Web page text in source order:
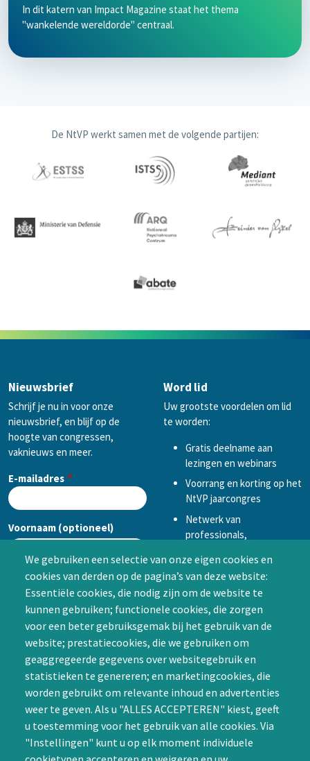
We gebruiken een selectie van onze eigen cookies en
cookies van derden op de pagina’s van deze website:
Essentiële cookies, die nodig zijn om de website te
kunnen gebruiken; functionele cookies, die zorgen
voor een beter gebruiksgemak bij het gebruik van de
website; prestatiecookies, die we gebruiken om
geaggregeerde gegevens over websitegebruik en
statistieken te genereren; en marketingcookies, die
worden gebruikt om relevante inhoud en advertenties
weer te geven. Als u "ALLES ACCEPTEREN" kiest, geeft
u toestemming voor het gebruik van alle cookies. Via
"Instellingen" kunt u op elk moment individuele
In dit katern van Impact Magazine staat het thema
"wankelende wereldorde" centraal.
De NtVP werkt samen met de volgende partijen:
Nieuwsbrief
Schrijf je nu in voor onze
nieuwsbrief, en blijf op de
hoogte van congressen,
vaknieuws en meer.
E-mailadres
Voornaam (optioneel)
Achternaam (optioneel)
CAPTCHA
Word lid
Uw grootste voordelen om lid
te worden:
Gratis deelname aan
lezingen en webinars
Voorrang en korting op het
NtVP jaarcongres
Netwerk van
professionals,
samenwerken in een van
de Special Interest
Groepen (SIG’s) of zelf een
SIG initiëren
Word lid